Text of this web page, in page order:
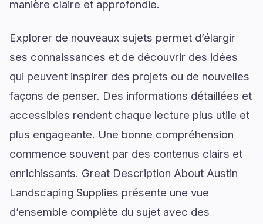
manière claire et approfondie.
Explorer de nouveaux sujets permet d’élargir
ses connaissances et de découvrir des idées
qui peuvent inspirer des projets ou de nouvelles
façons de penser. Des informations détaillées et
accessibles rendent chaque lecture plus utile et
plus engageante. Une bonne compréhension
commence souvent par des contenus clairs et
enrichissants. Great Description About Austin
Landscaping Supplies présente une vue
d’ensemble complète du sujet avec des